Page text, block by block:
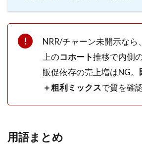
8
よ
く
策
NRR/チャーン未開示なら
上のコホート推移で内側
販促依存の売上増はNG。
＋粗利ミックスで質を確認
用語まとめ